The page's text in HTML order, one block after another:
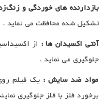
بازدارنده ‌های خوردگی و
تشکیل شده محافظت می ‌نماید .
آنتی اکسیدان ‌ها : از
جلوگیری می‌ نماید .
مواد ضد سایش : یک فیلم
برخورد فلز با فلز جلوگیری